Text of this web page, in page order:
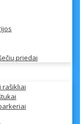
priedai
rašikliai